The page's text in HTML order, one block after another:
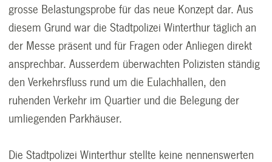
grosse Belastungsprobe für das neue Konzept dar. Aus
diesem Grund war die Stadtpolizei Winterthur täglich an
der Messe präsent und für Fragen oder Anliegen direkt
ansprechbar. Ausserdem überwachten Polizisten ständig
den Verkehrsfluss rund um die Eulachhallen, den
ruhenden Verkehr im Quartier und die Belegung der
umliegenden Parkhäuser.
Die Stadtpolizei Winterthur stellte keine nennenswerten